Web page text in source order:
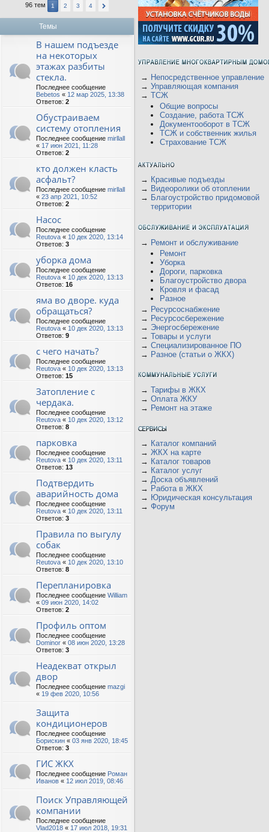
96 тем 1 2 3 4
Темы
В нашем подъезде
на некоторых
этажах разбиты
стекла.
Последнее сообщение
Bebetos « 12 мар 2025, 13:38
Ответов: 2
Обустраиваем
систему отопления
Последнее сообщение mirllall
« 17 июн 2021, 11:28
Ответов: 2
кто должен класть
асфальт?
Последнее сообщение mirllall
« 23 апр 2021, 10:52
Ответов: 2
Насос
Последнее сообщение
Reutova « 10 дек 2020, 13:14
Ответов: 3
уборка дома
Последнее сообщение
Reutova « 10 дек 2020, 13:13
Ответов: 16
яма во дворе. куда
обращаться?
Последнее сообщение
Reutova « 10 дек 2020, 13:13
Ответов: 9
с чего начать?
Последнее сообщение
Reutova « 10 дек 2020, 13:13
Ответов: 15
Затопление с
чердака.
Последнее сообщение
Reutova « 10 дек 2020, 13:12
Ответов: 8
парковка
Последнее сообщение
Reutova « 10 дек 2020, 13:11
Ответов: 13
Подтвердить
аварийность дома
Последнее сообщение
Reutova « 10 дек 2020, 13:11
Ответов: 3
Правила по выгулу
собак
Последнее сообщение
Reutova « 10 дек 2020, 13:10
Ответов: 8
Перепланировка
Последнее сообщение William
« 09 июн 2020, 14:02
Ответов: 2
Профиль оптом
Последнее сообщение
Dominor « 08 июн 2020, 13:28
Ответов: 3
Неадекват открыл
двор
Последнее сообщение mazgi
« 19 фев 2020, 10:56
Защита
кондиционеров
Последнее сообщение
Борискин « 03 янв 2020, 18:45
Ответов: 3
ГИС ЖКХ
Последнее сообщение Роман
Иванов « 12 июл 2019, 08:46
Поиск Управляющей
компании
Последнее сообщение
Vlad2018 « 17 июл 2018, 19:31
→ Непосредственное управление
→ Управляющая компания
→ ТСЖ
Общие вопросы
Создание, работа ТСЖ
Документооборот в ТСЖ
ТСЖ и собственник жилья
Страхование ТСЖ
→ Красивые подъезды
→ Видеоролики об отоплении
→ Благоустройство придомовой
территории
→ Ремонт и обслуживание
Ремонт
Уборка
Дороги, парковка
Благоустройство двора
Кровля и фасад
Разное
→ Ресурсоснабжение
→ Ресурсосбережение
→ Энергосбережение
→ Товары и услуги
→ Специализированное ПО
→ Разное (статьи о ЖКХ)
→ Тарифы в ЖКХ
→ Оплата ЖКУ
→ Ремонт на этаже
→ Каталог компаний
→ ЖКХ на карте
→ Каталог товаров
→ Каталог услуг
→ Доска объявлений
→ Работа в ЖКХ
→ Юридическая консультация
→ Форум